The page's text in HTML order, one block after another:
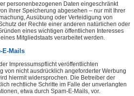
personenbezogenen Daten eingeschränkt
ihrer Speicherung abgesehen – nur mit Ihrer
Ausübung oder Verteidigung von
der Rechte einer anderen natürlichen oder
eines wichtigen öffentlichen Interesses
Mitgliedstaats verarbeitet werden.
E-Mails
Impressumspflicht veröffentlichten
von nicht ausdrücklich angeforderter Werbung
hiermit widersprochen. Die Betreiber der
rechtliche Schritte im Falle der unverlangten
etwa durch Spam-E-Mails, vor.